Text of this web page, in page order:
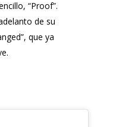
“Proof”.
de su
que ya